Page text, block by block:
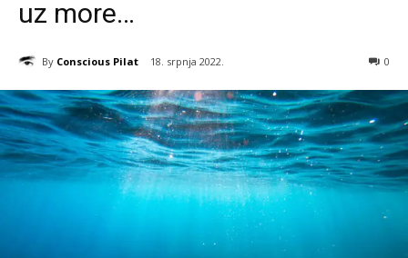
uz more…
By Conscious Pilat 18. srpnja 2022. 0